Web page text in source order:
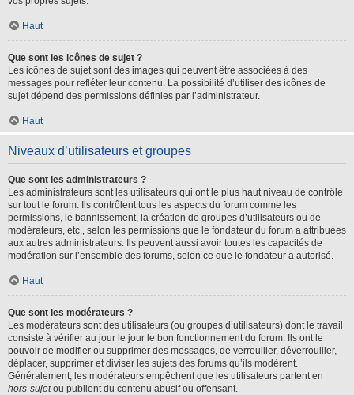
Haut
Que sont les icônes de sujet ?
Les icônes de sujet sont des images qui peuvent être associées à des
messages pour refléter leur contenu. La possibilité d’utiliser des icônes de
sujet dépend des permissions définies par l’administrateur.
Haut
Niveaux d’utilisateurs et groupes
Que sont les administrateurs ?
Les administrateurs sont les utilisateurs qui ont le plus haut niveau de contrôle
sur tout le forum. Ils contrôlent tous les aspects du forum comme les
permissions, le bannissement, la création de groupes d’utilisateurs ou de
modérateurs, etc., selon les permissions que le fondateur du forum a attribuées
aux autres administrateurs. Ils peuvent aussi avoir toutes les capacités de
modération sur l’ensemble des forums, selon ce que le fondateur a autorisé.
Haut
Que sont les modérateurs ?
Les modérateurs sont des utilisateurs (ou groupes d’utilisateurs) dont le travail
consiste à vérifier au jour le jour le bon fonctionnement du forum. Ils ont le
pouvoir de modifier ou supprimer des messages, de verrouiller, déverrouiller,
déplacer, supprimer et diviser les sujets des forums qu’ils modèrent.
Généralement, les modérateurs empêchent que les utilisateurs partent en
hors-sujetou publient du contenu abusif ou offensant.